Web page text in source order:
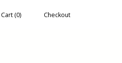
(0) Checkout